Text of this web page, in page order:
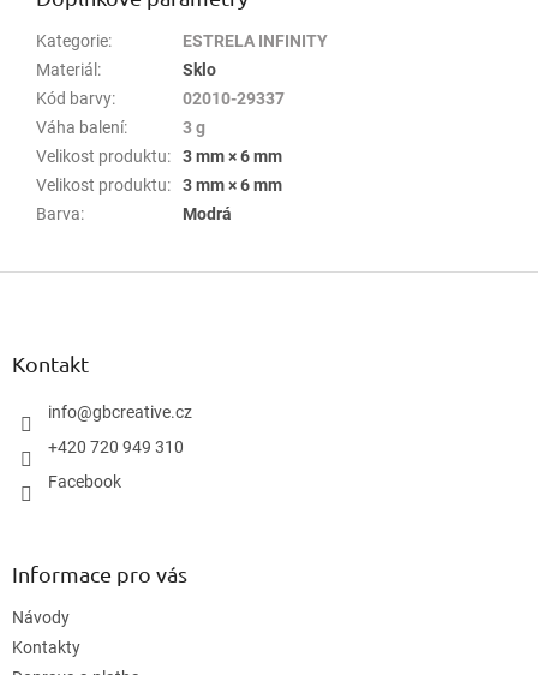
Kategorie:
ESTRELA INFINITY
Materiál :
Sklo
Kód barvy:
02010-29337
Váha balení:
3 g
Velikost produktu:
3 mm × 6 mm
Velikost produktu:
3 mm × 6 mm
Barva: Modrá
Z
Kontakt
info@gbcreative.cz
+420 720 949 310
Facebook
Informace pro vás
Návody
Kontakty